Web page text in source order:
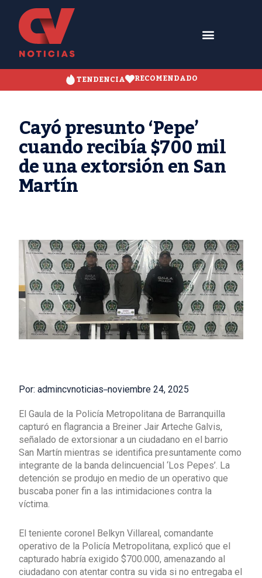
TENDENCIA RECOMENDADO
Cayó presunto ‘Pepe’
cuando recibía $700 mil
de una extorsión en San
Martín
Por: admincvnoticias noviembre 24, 2025
El Gaula de la Policía Metropolitana de Barranquilla
capturó en flagrancia a Breiner Jair Arteche Galvis,
señalado de extorsionar a un ciudadano en el barrio
San Martín mientras se identifica presuntamente como
integrante de la banda delincuencial ‘Los Pepes’. La
detención se produjo en medio de un operativo que
buscaba poner fin a las intimidaciones contra la
víctima.
El teniente coronel Belkyn Villareal, comandante
operativo de la Policía Metropolitana, explicó que el
capturado habría exigido $700.000, amenazando al
ciudadano con atentar contra su vida si no entregaba el